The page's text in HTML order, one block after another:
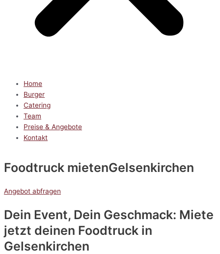
Home
Burger
Catering
Team
Preise & Angebote
Kontakt
Foodtruck mietenGelsenkirchen
Angebot abfragen
Dein Event, Dein Geschmack: Miete
jetzt deinen Foodtruck in
Gelsenkirchen